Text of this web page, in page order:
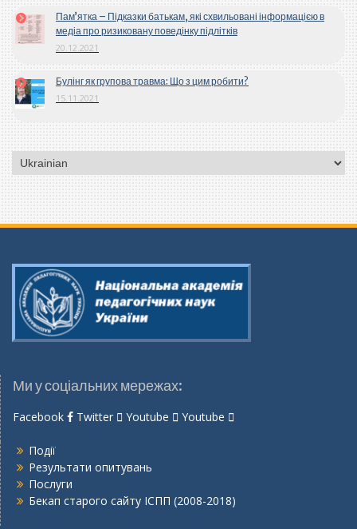
Пам’ятка – Підказки батькам, які схвильовані інформацією в
медіа про ризиковану поведінку підлітків
20.12.2021
Булінг як групова травма: Що з цим робити?
15.11.2021
Вибрати
мову
Ми у соціальних мережах:
Facebook Twitter Youtube Youtube
Події
Результати опитувань
Послуги
Бекап старого сайту ІСПП (2008-2018)